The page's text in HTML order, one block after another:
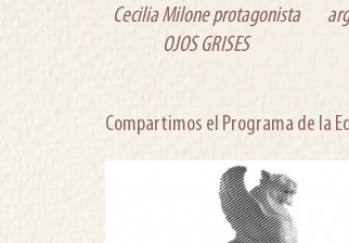
Cecilia Milone protagonista
OJOS GRISES
Compartimos el Programa de la